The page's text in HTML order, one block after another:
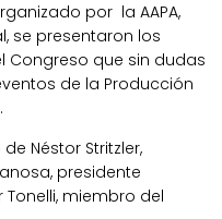
por la AAPA,
se presentaron los
Congreso que sin dudas
de la Producción
Néstor Stritzler,
presidente
miembro del